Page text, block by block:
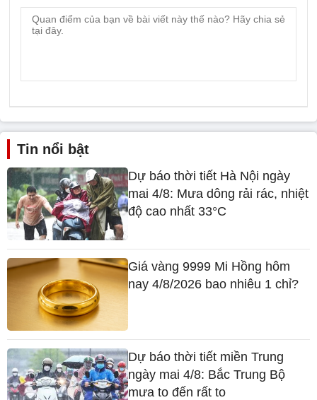
Tin nổi bật
Dự báo thời tiết Hà Nội ngày
mai 4/8: Mưa dông rải rác, nhiệt
độ cao nhất 33°C
Giá vàng 9999 Mi Hồng hôm
nay 4/8/2026 bao nhiêu 1 chỉ?
Dự báo thời tiết miền Trung
ngày mai 4/8: Bắc Trung Bộ
mưa to đến rất to